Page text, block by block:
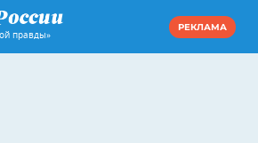
правды»
РЕКЛАМА